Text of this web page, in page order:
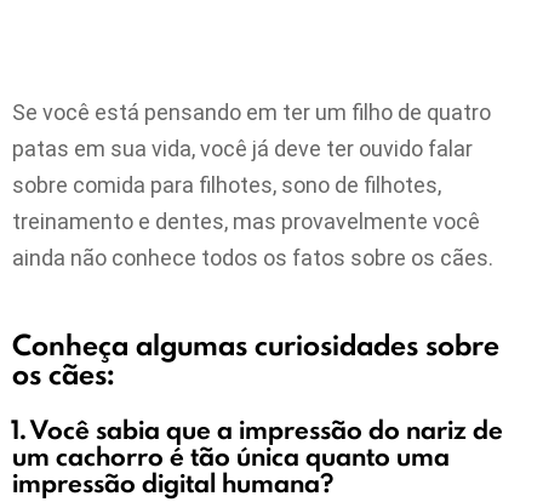
Se você está pensando em ter um filho de quatro
patas em sua vida, você já deve ter ouvido falar
sobre comida para filhotes, sono de filhotes,
treinamento e dentes, mas provavelmente você
ainda não conhece todos os fatos sobre os cães.
Conheça algumas curiosidades sobre
os cães:
1. Você sabia que a impressão do nariz de
um cachorro é tão única quanto uma
impressão digital humana?